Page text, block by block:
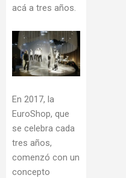
acá a tres años.
En 2017, la
EuroShop, que
se celebra cada
tres años,
comenzó con un
concepto